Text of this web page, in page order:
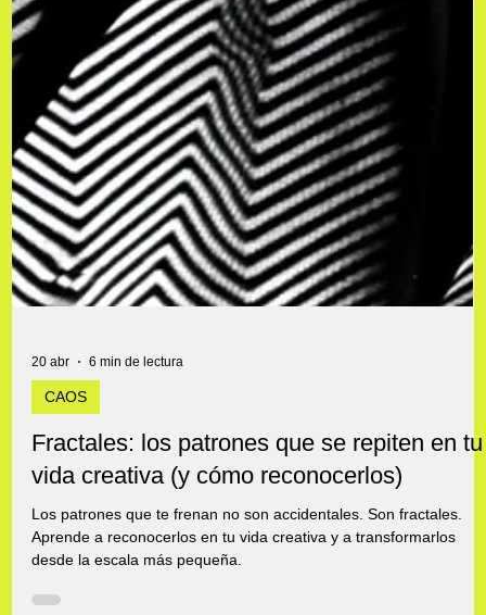
Fractales: los patrones que se repiten en tu
vida creativa (y cómo reconocerlos)